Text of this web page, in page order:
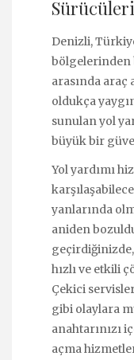
Denizli,
bölgelerinden
arasında araç
oldukça
sunulan yol
büyük bir
Yol yardımı
yanlarında
aniden
hızlı ve etkili
Çekici
gibi olaylara
anahtarınızı
açma